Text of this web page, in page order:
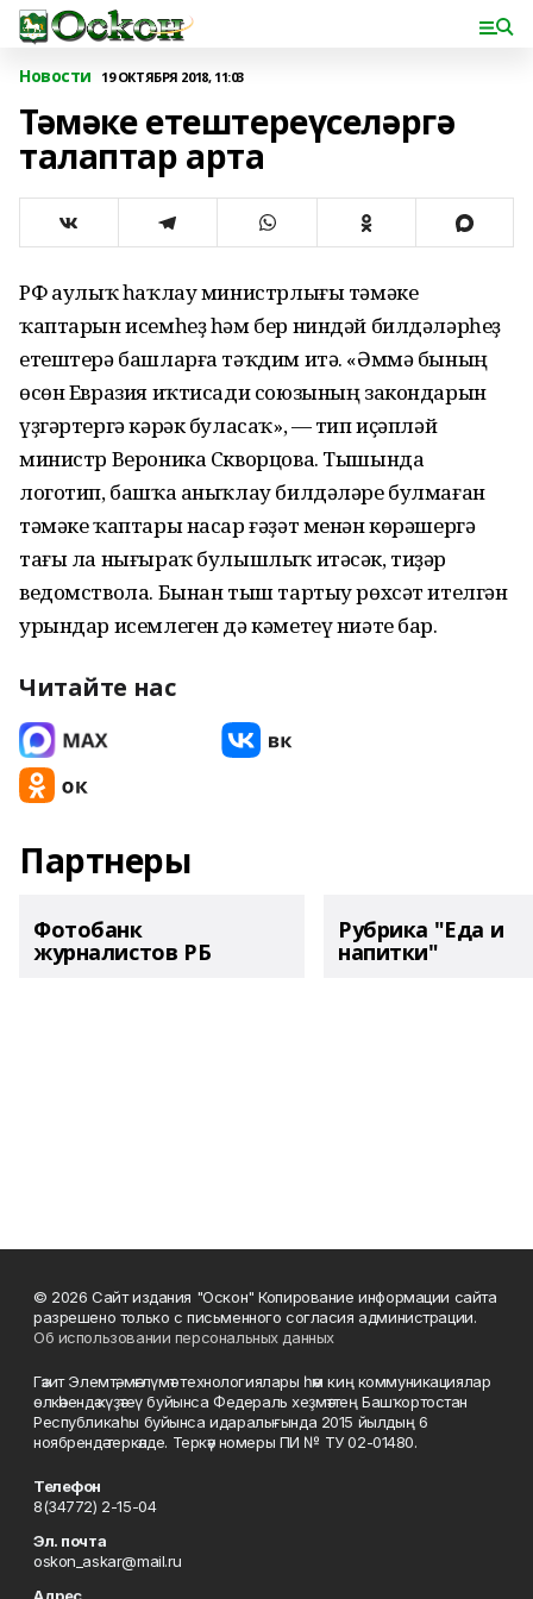
Новости 19 ОКТЯБРЯ 2018, 11:03
Тәмәке етештереүселәргә
талаптар арта
РФ Һаулыҡ һаҡлау министрлығы тәмәке
ҡаптарын исемһеҙ һәм бер ниндәй билдәләрһеҙ
етештерә башларға тәҡдим итә. «Әммә бының
өсөн Евразия иҡтисади союзының закондарын
үҙгәртергә кәрәк буласаҡ», — тип иҫәпләй
министр Вероника Скворцова. Тышында
логотип, башҡа аныҡлау билдәләре булмаған
тәмәке ҡаптары насар ғәҙәт менән көрәшергә
тағы ла нығыраҡ булышлыҡ итәсәк, тиҙәр
ведомствола. Бынан тыш тартыу рөхсәт ителгән
урындар исемлеген дә кәметеү ниәте бар.
Читайте нас
Партнеры
Фотобанк
журналистов РБ
Рубрика "Еда и
напитки"
© 2026 Сайт издания "Оскон" Копирование информации сайта
разрешено только с письменного согласия администрации.
Об использовании персональных данных
Гәзит Элемтә, мәғлүмәт технологиялары һәм киң коммуникациялар
өлкәһендә күҙәтеү буйынса Федераль хеҙмәттең Башҡортостан
Республикаһы буйынса идаралығында 2015 йылдың 6
ноябрендә теркәлде. Теркәү номеры ПИ № ТУ 02-01480.
Телефон
8(34772) 2-15-04
Эл. почта
oskon_askar@mail.ru